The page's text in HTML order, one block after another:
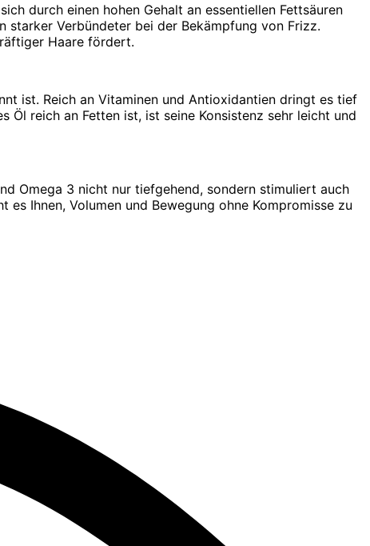
durch einen hohen Gehalt an essentiellen Fettsäuren
starker Verbündeter bei der Bekämpfung von Frizz.
Haare fördert.
ist. Reich an Vitaminen und Antioxidantien dringt es tief
Öl reich an Fetten ist, ist seine Konsistenz sehr leicht und
Omega 3 nicht nur tiefgehend, sondern stimuliert auch
Ihnen, Volumen und Bewegung ohne Kompromisse zu